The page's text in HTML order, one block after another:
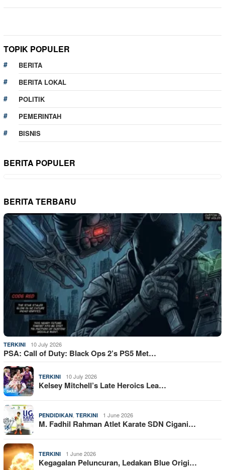
TOPIK POPULER
BERITA
BERITA LOKAL
POLITIK
PEMERINTAH
BISNIS
BERITA POPULER
BERITA TERBARU
TERKINI 10 July 2026
PSA: Call of Duty: Black Ops 2’s PS5 Met…
TERKINI 10 July 2026
Kelsey Mitchell’s Late Heroics Lea…
PENDIDIKAN, TERKINI 1 June 2026
M. Fadhil Rahman Atlet Karate SDN Cigani…
TERKINI 1 June 2026
Kegagalan Peluncuran, Ledakan Blue Origi…